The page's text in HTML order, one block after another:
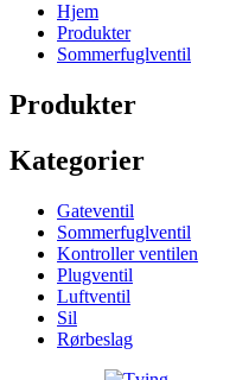
Hjem
Produkter
Sommerfuglventil
Produkter
Kategorier
Gateventil
Sommerfuglventil
Kontroller ventilen
Plugventil
Luftventil
Sil
Rørbeslag